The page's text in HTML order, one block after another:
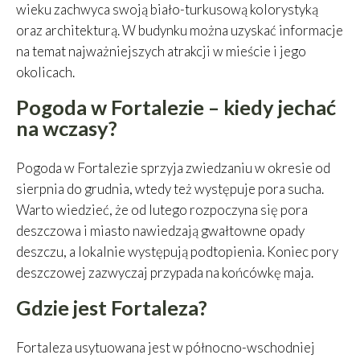
wieku zachwyca swoją biało-turkusową kolorystyką
oraz architekturą. W budynku można uzyskać informacje
na temat najważniejszych atrakcji w mieście i jego
okolicach.
Pogoda w Fortalezie – kiedy jechać
na wczasy?
Pogoda w Fortalezie sprzyja zwiedzaniu w okresie od
sierpnia do grudnia, wtedy też występuje pora sucha.
Warto wiedzieć, że od lutego rozpoczyna się pora
deszczowa i miasto nawiedzają gwałtowne opady
deszczu, a lokalnie występują podtopienia. Koniec pory
deszczowej zazwyczaj przypada na końcówkę maja.
Gdzie jest Fortaleza?
Fortaleza usytuowana jest w północno-wschodniej